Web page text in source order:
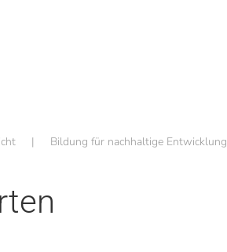
Bildung für nachhaltige Entwicklung